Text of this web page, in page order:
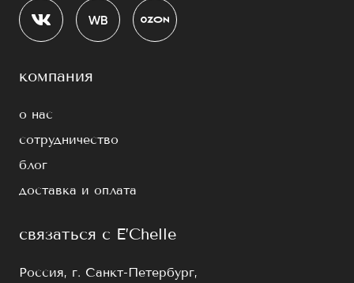
компания
о нас
сотрудничество
блог
доставка и оплата
связаться с E’Chelle
Россия, г. Санкт-Петербург,